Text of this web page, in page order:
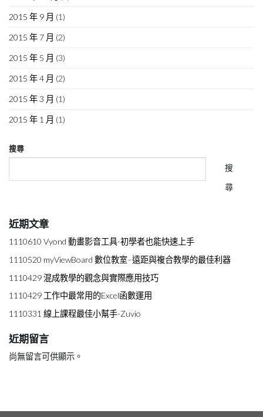
2015 年 9 月 (1)
2015 年 7 月 (2)
2015 年 5 月 (3)
2015 年 4 月 (2)
2015 年 3 月 (1)
2015 年 1 月 (1)
搜尋
搜
尋
近期文章
1110610 Vyond 動畫影音工具-初學者也能快速上手
1110520 myViewBoard 數位教室–遠距與複合教學的最佳利器
1110429 混成教學的觀念與實際應用技巧
1110429 工作中最常用的Excel函數運用
1110331 線上課程最佳小幫手-Zuvio
近期留言
尚無留言可供顯示。